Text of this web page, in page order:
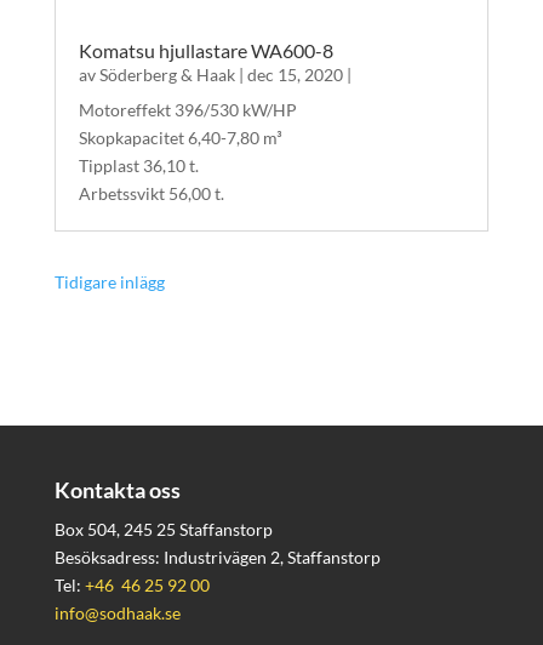
Komatsu hjullastare WA600-8
avSöderberg & Haak| dec 15, 2020|
Motoreffekt 396/530 kW/HP
Skopkapacitet 6,40-7,80 m³
Tipplast 36,10 t.
Arbetssvikt 56,00 t.
« Äldre inlägg
Kontakta oss
Box 504, 245 25 Staffanstorp
Besöksadress: Industrivägen 2, Staffanstorp
Tel: +46 46 25 92 00
info@sodhaak.se